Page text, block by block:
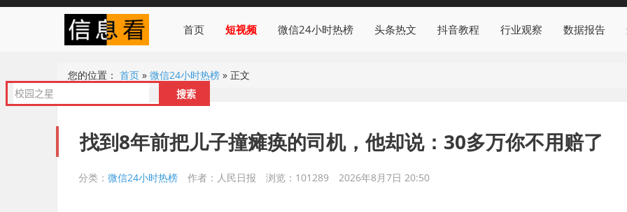
首页 短视频 微信24小时热榜 头条热文 抖音教程 行业观察 数据报告
您的位置： 首页 » 微信24小时热榜 » 正文
找到8年前把儿子撞瘫痪的司机，他却说：30多万你不用赔了
分类： 微信24小时热榜 作者：人民日报 浏览：101289 2026年8月7日 20:50